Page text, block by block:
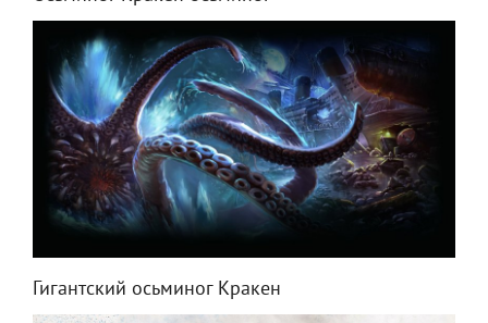
Гигантский осьминог Кракен